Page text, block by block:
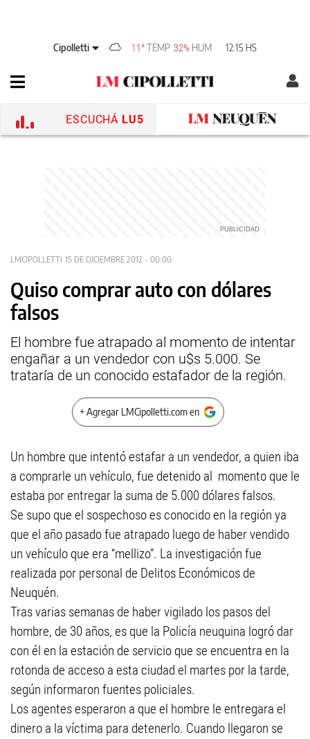
Cipolletti 11° TEMP 32% HUM 12:15 HS
ESCUCHÁ LU5
LMCIPOLLETTI 15 DE DICIEMBRE 2012 - 00:00
Quiso comprar auto con dólares
falsos
El hombre fue atrapado al momento de intentar
engañar a un vendedor con u$s 5.000. Se
trataría de un conocido estafador de la región.
+ Agregar LMCipolletti.com en
Un hombre que intentó estafar a un vendedor, a quien iba
a comprarle un vehículo, fue detenido al momento que le
estaba por entregar la suma de 5.000 dólares falsos.
Se supo que el sospechoso es conocido en la región ya
que el año pasado fue atrapado luego de haber vendido
un vehículo que era “mellizo”. La investigación fue
realizada por personal de Delitos Económicos de
Neuquén.
Tras varias semanas de haber vigilado los pasos del
hombre, de 30 años, es que la Policía neuquina logró dar
con él en la estación de servicio que se encuentra en la
rotonda de acceso a esta ciudad el martes por la tarde,
según informaron fuentes policiales.
Los agentes esperaron a que el hombre le entregara el
dinero a la víctima para detenerlo. Cuando llegaron se